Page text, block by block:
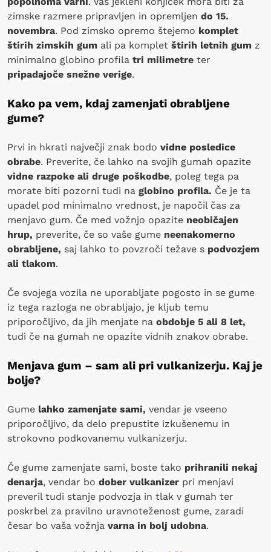
zimske razmere pripravljen in opremljen do 15.
novembra. Pod zimsko opremo štejemo komplet
štirih zimskih gum ali pa komplet štirih letnih gum z
minimalno globino profila tri milimetre ter
pripadajoče snežne verige.
Kako pa vem, kdaj zamenjati obrabljene
gume?
Prvi in hkrati največji znak bodo vidne posledice
obrabe. Preverite, če lahko na svojih gumah opazite
vidne razpoke ali druge poškodbe, poleg tega pa
morate biti pozorni tudi na globino profila. Če je ta
upadel pod minimalno vrednost, je napočil čas za
menjavo gum. Če med vožnjo opazite neobičajen
hrup, preverite, če so vaše gume neenakomerno
obrabljene, saj lahko to povzroči težave s podvozjem
ali tlakom.
Če svojega vozila ne uporabljate pogosto in se gume
iz tega razloga ne obrabljajo, je kljub temu
priporočljivo, da jih menjate na obdobje 5 ali 8 let,
tudi če na gumah ne opazite vidnih znakov obrabe.
Menjava gum – sam ali pri vulkanizerju. Kaj je
bolje?
Gume lahko zamenjate sami, vendar je vseeno
priporočljivo, da delo prepustite izkušenemu in
strokovno podkovanemu vulkanizerju.
Če gume zamenjate sami, boste tako prihranili nekaj
denarja, vendar bo dober vulkanizer pri menjavi
preveril tudi stanje podvozja in tlak v gumah ter
poskrbel za pravilno uravnoteženost gume, zaradi
česar bo vaša vožnja varna in bolj udobna.